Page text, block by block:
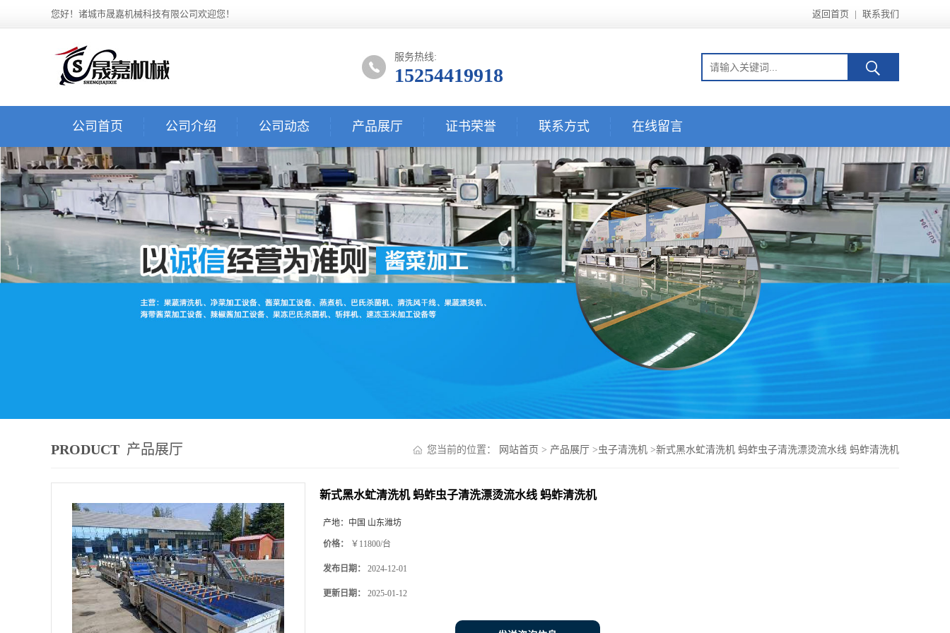
您好！诸城市晟嘉机械科技有限公司欢迎您！ 返回首页 | 联系我们
服务热线:
15254419918
公司首页 公司介绍 公司动态 产品展厅 证书荣誉 联系方式 在线留言
PRODUCT 产品展厅 您当前的位置： 网站首页 > 产品展厅 >虫子清洗机 >新式黑水虻清洗机 蚂蚱虫子清洗漂烫流水线 蚂蚱清洗机
新式黑水虻清洗机 蚂蚱虫子清洗漂烫流水线 蚂蚱清洗机
产地： 中国 山东潍坊
价格： ￥11800/台
发布日期： 2024-12-01
更新日期： 2025-01-12